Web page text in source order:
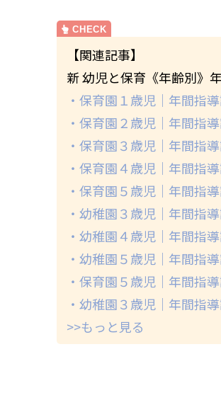
【関連記事】
新 幼児と保育《年齢別》
・保育園１歳児｜年間指
・保育園２歳児｜年間指
・保育園３歳児｜年間指
・保育園４歳児｜年間指
・保育園５歳児｜年間指
・幼稚園３歳児｜年間指
・幼稚園４歳児｜年間指
・幼稚園５歳児｜年間指
・保育園５歳児｜年間指
・幼稚園３歳児｜年間指
>>もっと見る